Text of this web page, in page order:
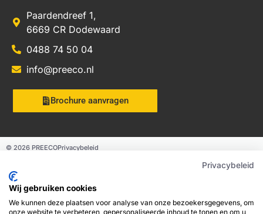
Paardendreef 1,
6669 CR Dodewaard
0488 74 50 04
info@preeco.nl
Brochure aanvragen
© 2026 PREECOPrivacybeleid
Privacybeleid
Wij gebruiken cookies
We kunnen deze plaatsen voor analyse van onze bezoekersgegevens, om
onze website te verbeteren, gepersonaliseerde inhoud te tonen en om u